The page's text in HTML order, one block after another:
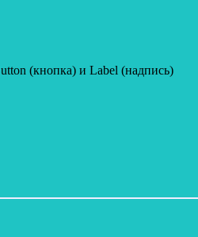
(кнопка) и Label (надпись)